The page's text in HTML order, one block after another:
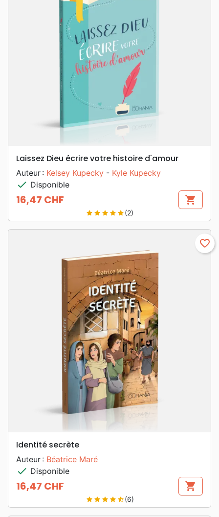
Laissez Dieu écrire votre histoire d'amour
Auteur : Kelsey Kupecky - Kyle Kupecky
check Disponible
Prix
16,47 CHF shopping_cart
star star star star star(2)
favorite_border
Identité secrète
Auteur : Béatrice Maré
check Disponible
Prix
16,47 CHF shopping_cart
star star star star star_half(6)